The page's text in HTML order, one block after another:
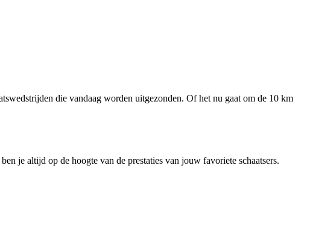
die vandaag worden uitgezonden. Of het nu gaat om de 10 km
je altijd op de hoogte van de prestaties van jouw favoriete schaatsers.